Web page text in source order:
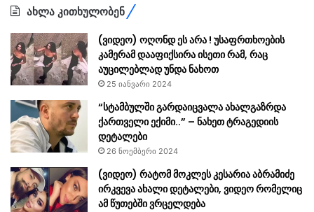
ახლა კითხულობენ
(ვიდეო) ოღონდ ეს არა ! უსაფრთხოების
კამერამ დააფიქსირა ისეთი რამ, რაც
აუცილებლად უნდა ნახოთ
25 იანვარი 2024
“სტამბულში გარდაიცვალა ახალგაზრდა
ქართველი ექიმი..” – ნახეთ ტრაგედიის
დეტალები
26 ნოემბერი 2024
(ვიდეო) რატომ მოკლეს კესარია აბრამიძე
ირკვევა ახალი დეტალები, ვიდეო რომელიც
ამ წუთებში ვრცელდება